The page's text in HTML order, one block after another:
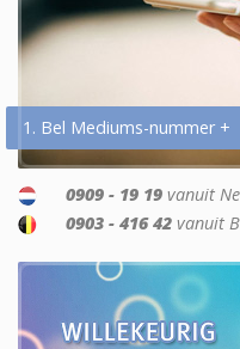
1. Bel Mediums-nummer +
0909 - 19 19 vanuit
0903 - 416 42 vanuit